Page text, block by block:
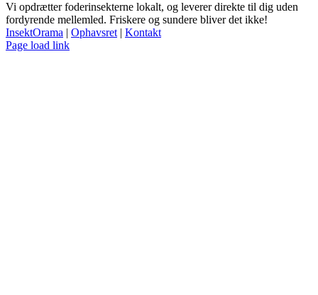
Vi opdrætter foderinsekterne lokalt, og leverer direkte til dig uden
fordyrende mellemled. Friskere og sundere bliver det ikke!
InsektOrama | Ophavsret | Kontakt
Facebook
Page load link